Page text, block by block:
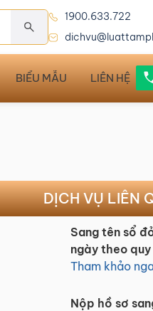
1900.633.722
BIỂU MẪU LIÊN HỆ
DỊCH VỤ LIÊN
Sang tên sổ
ngày theo
Tham khảo
Nộp hồ sơ